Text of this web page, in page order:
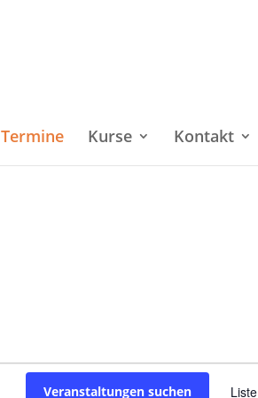
Termine Kurse Kontakt
Veranstaltungen suchen Liste